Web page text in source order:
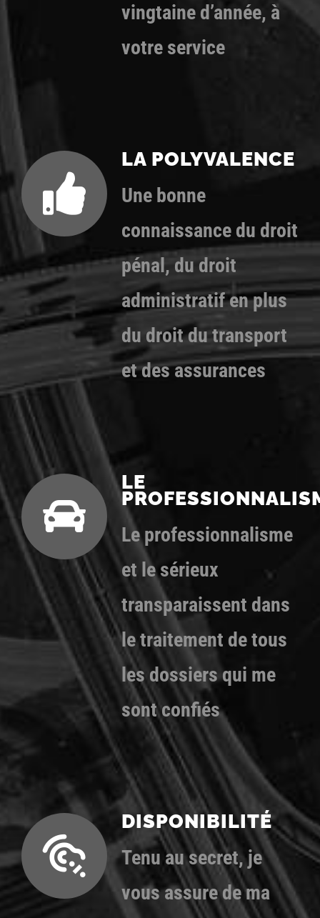
vingtaine d’année, à
votre service
LA POLYVALENCE
Une bonne
connaissance du droit
pénal, du droit
administratif en plus
du droit du transport
et des assurances
LE
Le professionnalisme
et le sérieux
transparaissent dans
le traitement de tous
les dossiers qui me
sont confiés
DISPONIBILITÉ
Tenu au secret, je
vous assure de ma